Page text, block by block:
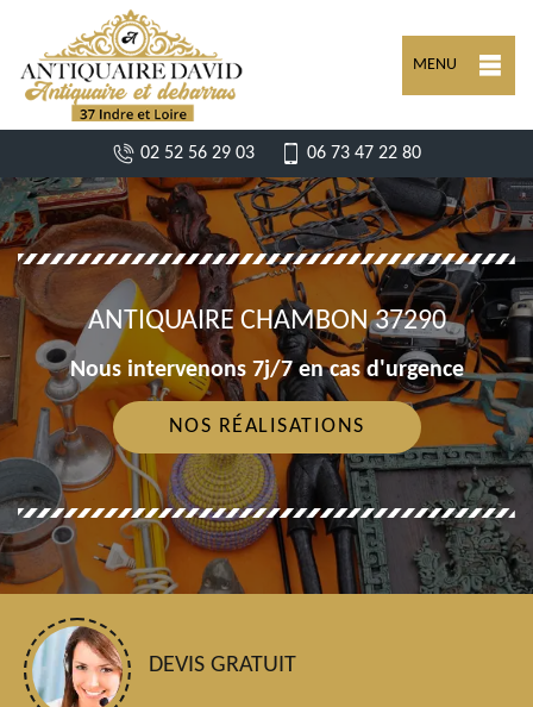
MENU
02 52 56 29 03 06 73 47 22 80
ANTIQUAIRE CHAMBON 37290
Nous intervenons 7j/7 en cas d'urgence
NOS RÉALISATIONS
DEVIS GRATUIT